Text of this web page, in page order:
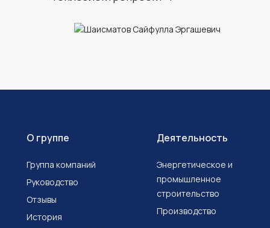
О группе
Группа компаний
Руководство
Отзывы
История
Деятельность
Энергетическое и
промышленное
строительство
Производство